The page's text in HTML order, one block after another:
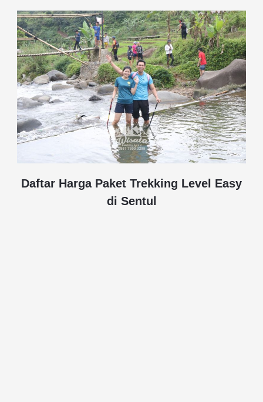
Daftar Harga Paket Trekking Level Easy
di Sentul